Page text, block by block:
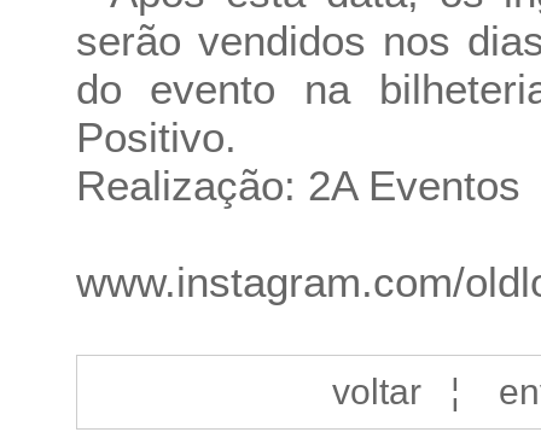
serão vendidos nos
do evento na
Positivo.
Realização: 2A Eventos
www.instagram.com/
voltar¦